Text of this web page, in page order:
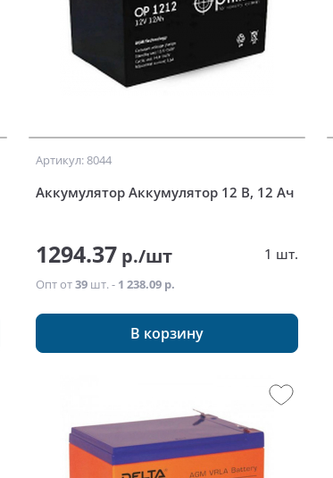
Артикул: 8044
Аккумулятор Аккумулятор 12 В, 12 Ач
1294.37р./шт 1 шт.
Опт от39шт. - 1 238.09 р.
В корзину